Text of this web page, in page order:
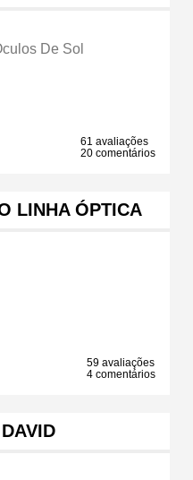
De Sol
61 avaliações
20 comentários
LINHA ÓPTICA
59 avaliações
4 comentários